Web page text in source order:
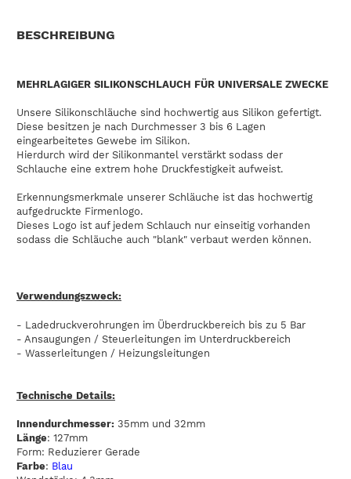
BESCHREIBUNG
MEHRLAGIGER SILIKONSCHLAUCH FÜR UNIVERSALE ZWECKE
Unsere Silikonschläuche sind hochwertig aus Silikon gefertigt.
Diese besitzen je nach Durchmesser 3 bis 6 Lagen
eingearbeitetes Gewebe im Silikon.
Hierdurch wird der Silikonmantel verstärkt sodass der
Schlauche eine extrem hohe Druckfestigkeit aufweist.
Erkennungsmerkmale unserer Schläuche ist das hochwertig
aufgedruckte Firmenlogo.
Dieses Logo ist auf jedem Schlauch nur einseitig vorhanden
sodass die Schläuche auch "blank" verbaut werden können.
Verwendungszweck:
- Ladedruckverohrungen im Überdruckbereich bis zu 5 Bar
- Ansaugungen / Steuerleitungen im Unterdruckbereich
- Wasserleitungen / Heizungsleitungen
Technische Details:
Innendurchmesser: 35mm und 32mm
Länge: 127mm
Form: Reduzierer Gerade
Farbe: Blau